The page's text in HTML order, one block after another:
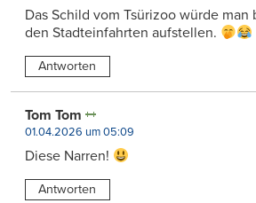
Das Schild vom Tsürizoo würde man
den Stadteinfahrten aufstellen.
Antworten
Tom Tom
01.04.2026 um 05:09
Diese Narren!
Antworten